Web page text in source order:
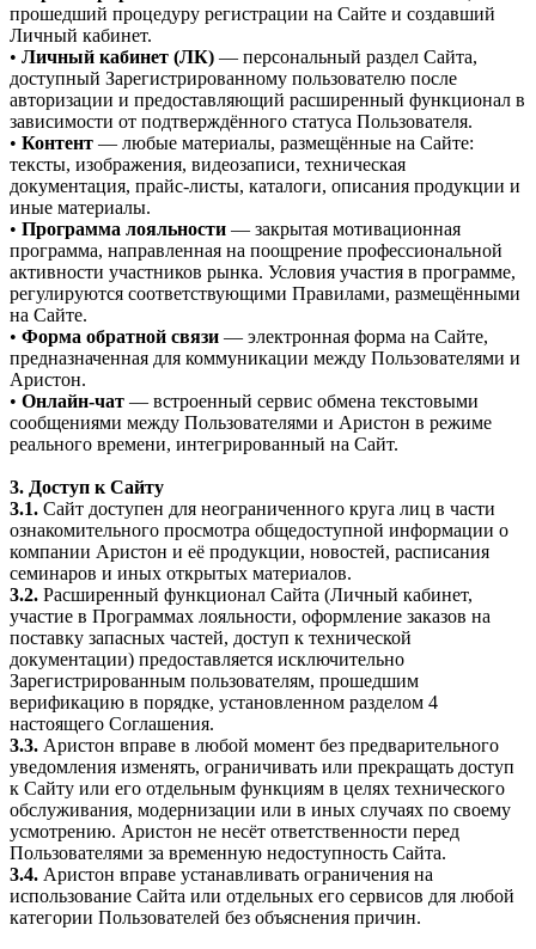
прошедший процедуру регистрации на Сайте и создавший
Личный кабинет.
• Личный кабинет (ЛК) — персональный раздел Сайта,
доступный Зарегистрированному пользователю после
авторизации и предоставляющий расширенный функционал в
зависимости от подтверждённого статуса Пользователя.
• Контент — любые материалы, размещённые на Сайте:
тексты, изображения, видеозаписи, техническая
документация, прайс-листы, каталоги, описания продукции и
иные материалы.
• Программа лояльности — закрытая мотивационная
программа, направленная на поощрение профессиональной
активности участников рынка. Условия участия в программе,
регулируются соответствующими Правилами, размещёнными
на Сайте.
• Форма обратной связи — электронная форма на Сайте,
предназначенная для коммуникации между Пользователями и
Аристон.
• Онлайн-чат — встроенный сервис обмена текстовыми
сообщениями между Пользователями и Аристон в режиме
реального времени, интегрированный на Сайт.
3. Доступ к Сайту
3.1. Сайт доступен для неограниченного круга лиц в части
ознакомительного просмотра общедоступной информации о
компании Аристон и её продукции, новостей, расписания
семинаров и иных открытых материалов.
3.2. Расширенный функционал Сайта (Личный кабинет,
участие в Программах лояльности, оформление заказов на
поставку запасных частей, доступ к технической
документации) предоставляется исключительно
Зарегистрированным пользователям, прошедшим
верификацию в порядке, установленном разделом 4
настоящего Соглашения.
3.3. Аристон вправе в любой момент без предварительного
уведомления изменять, ограничивать или прекращать доступ
к Сайту или его отдельным функциям в целях технического
обслуживания, модернизации или в иных случаях по своему
усмотрению. Аристон не несёт ответственности перед
Пользователями за временную недоступность Сайта.
3.4. Аристон вправе устанавливать ограничения на
использование Сайта или отдельных его сервисов для любой
категории Пользователей без объяснения причин.